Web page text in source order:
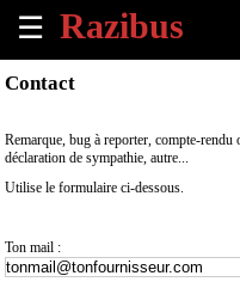
☰
×
les
venir
Contact
Remarque, bug à reporter, compte-
déclaration de sympathie, autre...
Utilise le formulaire ci-dessous.
Ton mail :